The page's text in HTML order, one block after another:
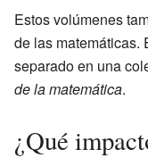
Estos volúmenes
de las matemáticas.
separado en una
de la matemática.
¿Qué